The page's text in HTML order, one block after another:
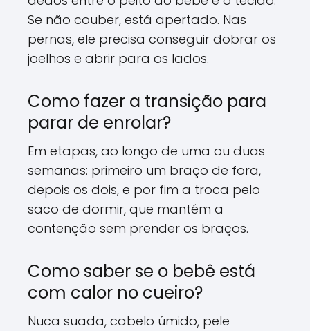
Se não couber, está apertado. Nas
pernas, ele precisa conseguir dobrar os
joelhos e abrir para os lados.
Como fazer a transição para
parar de enrolar?
Em etapas, ao longo de uma ou duas
semanas: primeiro um braço de fora,
depois os dois, e por fim a troca pelo
saco de dormir, que mantém a
contenção sem prender os braços.
Como saber se o bebê está
com calor no cueiro?
Nuca suada, cabelo úmido, pele